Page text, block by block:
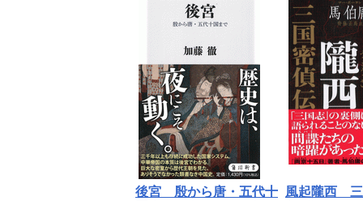
後宮 殷から唐・五代十 風起隴西 三